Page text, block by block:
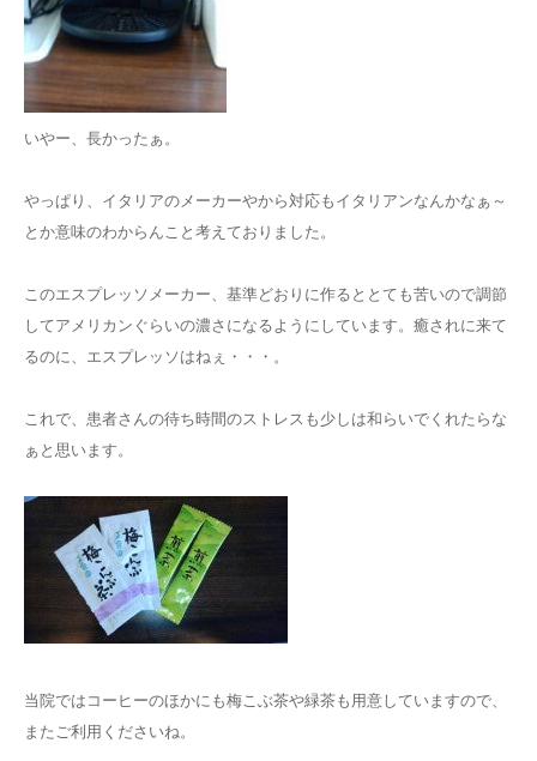
いやー、長かったぁ。
やっぱり、イタリアのメーカーやから対応もイタリアンなんかなぁ～
とか意味のわからんこと考えておりました。
このエスプレッソメーカー、基準どおりに作るととても苦いので調節
してアメリカンぐらいの濃さになるようにしています。癒されに来て
るのに、エスプレッソはねぇ・・・。
これで、患者さんの待ち時間のストレスも少しは和らいでくれたらな
ぁと思います。
当院ではコーヒーのほかにも梅こぶ茶や緑茶も用意していますので、
またご利用くださいね。